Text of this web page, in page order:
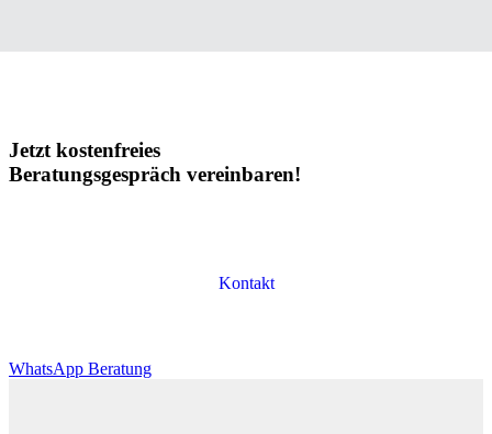
Jetzt kostenfreies
Beratungsgespräch vereinbaren!
Kontakt
WhatsApp Beratung